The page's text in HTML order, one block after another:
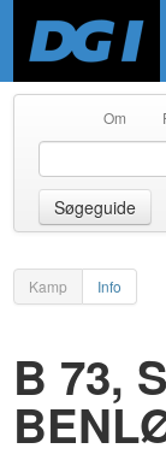
Om
Søgeguide
Kamp Info
B 73,